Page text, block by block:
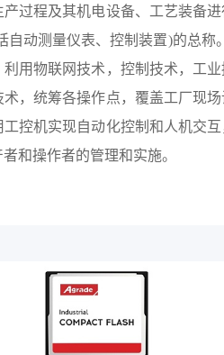
过程及其机电设备、工艺装备进
自动测量仪表、控制装置)的总称。
用物联网技术，控制技术，工业
，统筹各操作点，覆盖工厂现场
控机实现自动化控制和人机交
和操作者的管理和实施。